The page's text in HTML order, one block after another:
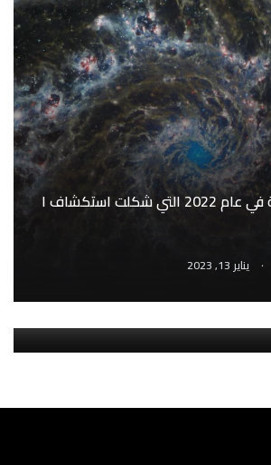
الأحداث الرئيسية في عام 2022 التي شكلت استكشاف ا
. يناير 13, 2023